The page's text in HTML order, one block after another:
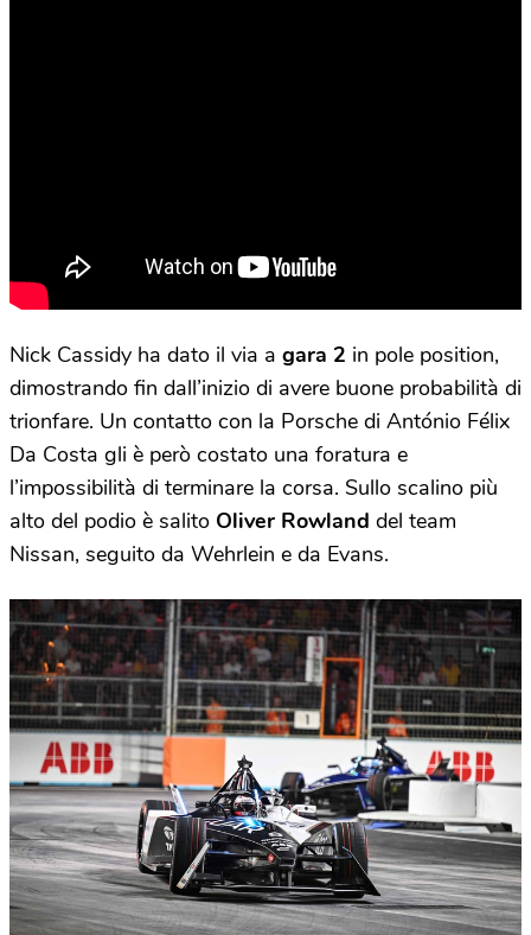
Nick Cassidy ha dato il via a gara 2 in pole position,
dimostrando fin dall’inizio di avere buone probabilità di
trionfare. Un contatto con la Porsche di António Félix
Da Costa gli è però costato una foratura e
l’impossibilità di terminare la corsa. Sullo scalino più
alto del podio è salito Oliver Rowland del team
Nissan, seguito da Wehrlein e da Evans.